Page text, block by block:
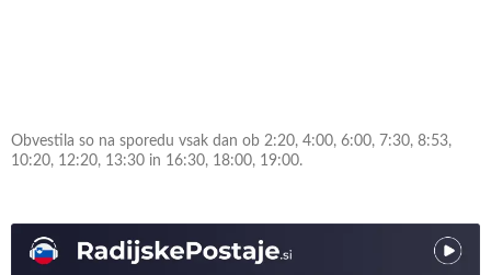
Obvestila so na sporedu vsak dan ob 2:20, 4:00, 6:00, 7:30, 8:53,
10:20, 12:20, 13:30 in 16:30, 18:00, 19:00.